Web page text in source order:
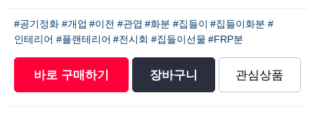
#공기정화 #개업 #이전 #관엽 #화분 #집들이 #집들이화분 #
인테리어 #플랜테리어 #전시회 #집들이선물 #FRP분
바로 구매하기 장바구니 관심상품